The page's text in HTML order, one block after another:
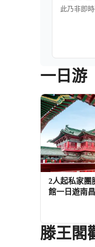
此乃非即
一日游
2人起私家團
館一日遊南
滕王閣